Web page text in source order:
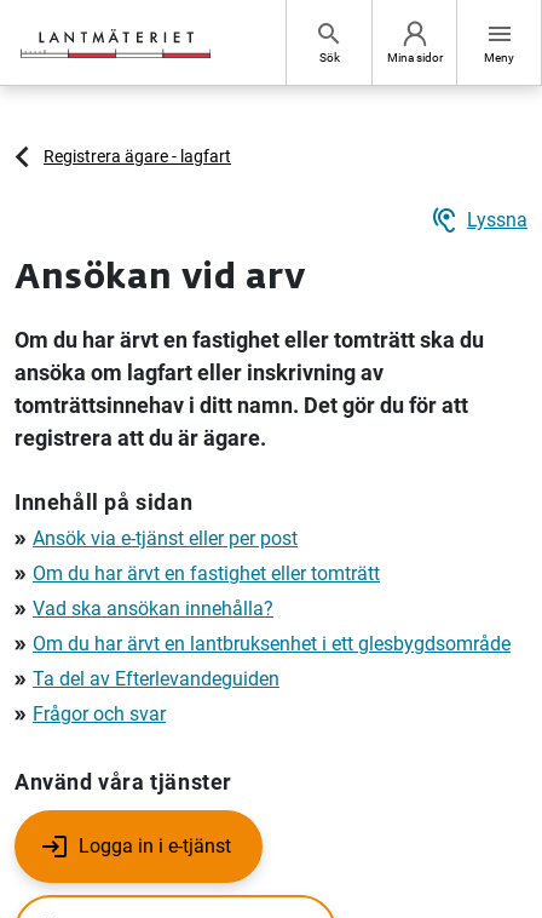
search
Sök Mina sidor
menu
Meny
Registrera ägare - lagfart
hearing Lyssna
Ansökan vid arv
Om du har ärvt en fastighet eller tomträtt ska du
ansöka om lagfart eller inskrivning av
tomträttsinnehav i ditt namn. Det gör du för att
registrera att du är ägare.
Innehåll på sidan
double_arrow Ansök via e-tjänst eller per post
double_arrow Om du har ärvt en fastighet eller tomträtt
double_arrow Vad ska ansökan innehålla?
double_arrow Om du har ärvt en lantbruksenhet i ett glesbygdsområde
double_arrow Ta del av Efterlevandeguiden
double_arrow Frågor och svar
Använd våra tjänster
Logga in i e-tjänst